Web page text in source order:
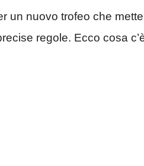
un nuovo trofeo che
regole. Ecco cosa